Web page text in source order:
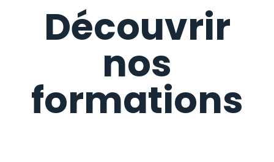
Découvrir
nos
formations